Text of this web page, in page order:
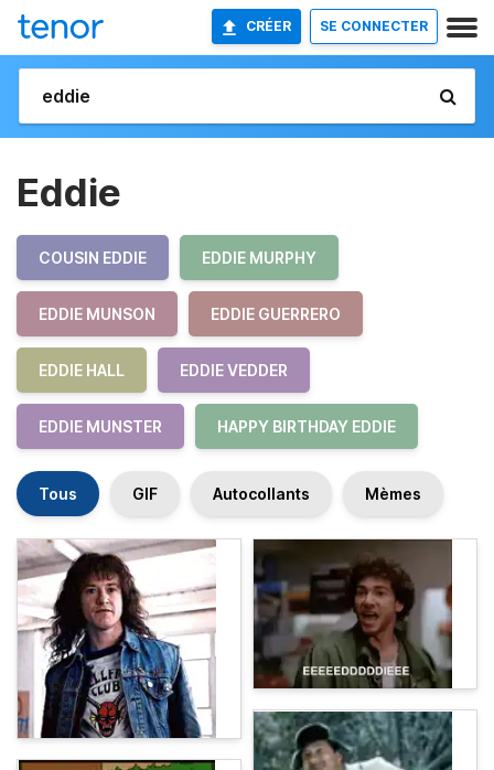
CRÉER SE CONNECTER
Eddie
COUSIN EDDIE EDDIE MURPHY
EDDIE MUNSON EDDIE GUERRERO
EDDIE HALL EDDIE VEDDER
EDDIE MUNSTER HAPPY BIRTHDAY EDDIE
Tous GIF Autocollants Mèmes